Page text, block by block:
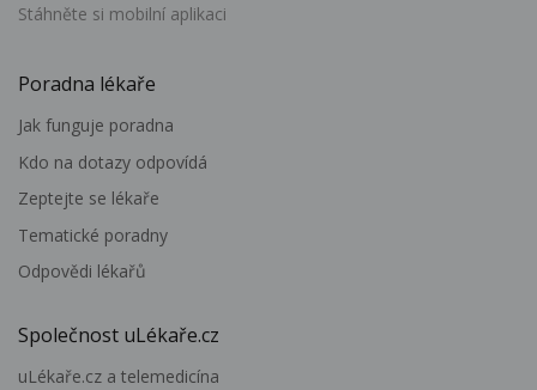
Stáhněte si mobilní aplikaci
Poradna lékaře
Jak funguje poradna
Kdo na dotazy odpovídá
Zeptejte se lékaře
Tematické poradny
Odpovědi lékařů
Společnost uLékaře.cz
uLékaře.cz a telemedicína